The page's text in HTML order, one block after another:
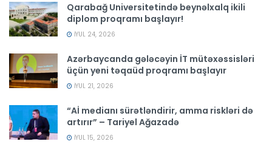
Qarabağ Universitetində beynəlxalq ikili
diplom proqramı başlayır!
İYUL 24, 2026
Azərbaycanda gələcəyin İT mütəxəssisləri
üçün yeni təqaüd proqramı başlayır
İYUL 21, 2026
“Aİ medianı sürətləndirir, amma riskləri də
artırır” – Tariyel Ağazadə
İYUL 15, 2026